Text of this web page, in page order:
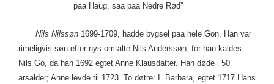
paa Haug, saa paa Nedre Rød”
Nils Nilssøn 1699-1709, hadde bygsel paa hele Gon. Han var
rimeligvis søn efter nys omtalte Nils Anderssøn, for han kaldes
Nils Go, da han 1692 egtet Anne Klausdatter. Han døde i 50
årsalder; Anne levde til 1723. To døtre: I. Barbara, egtet 1717 Hans